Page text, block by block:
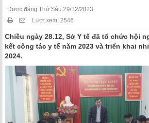
Được đăng Thứ Sáu 29/12/2023
Lượt xem: 2546
Chiều ngày 28.12, Sở Y tế đã tổ chức hội
kết công tác y tế năm 2023 và triển khai
2024.